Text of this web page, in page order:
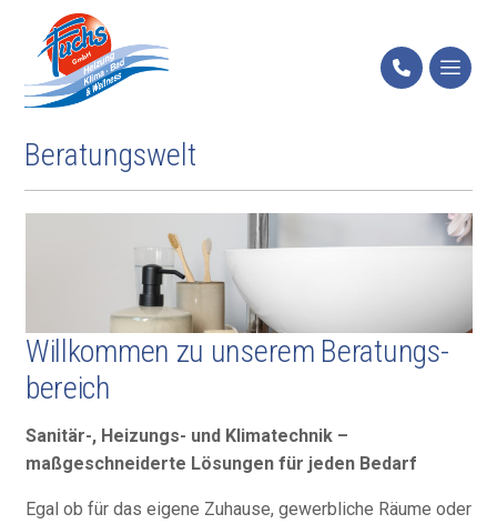
Beratungswelt
Willkommen zu unserem Beratungs­
bereich
Sanitär-, Heizungs- und Klimatechnik –
maßgeschneiderte Lösungen für jeden Bedarf
Egal ob für das eigene Zuhause, gewerbliche Räume oder